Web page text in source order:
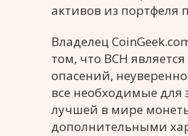
активов из портфеля
Владелец
том, что ВСН
опасений,
все необходимые для
лучшей в мире
дополнительными